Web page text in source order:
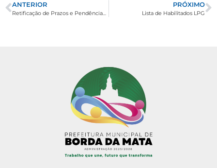
ANTERIOR PRÓXIMO
Lista de Habilitados LPG